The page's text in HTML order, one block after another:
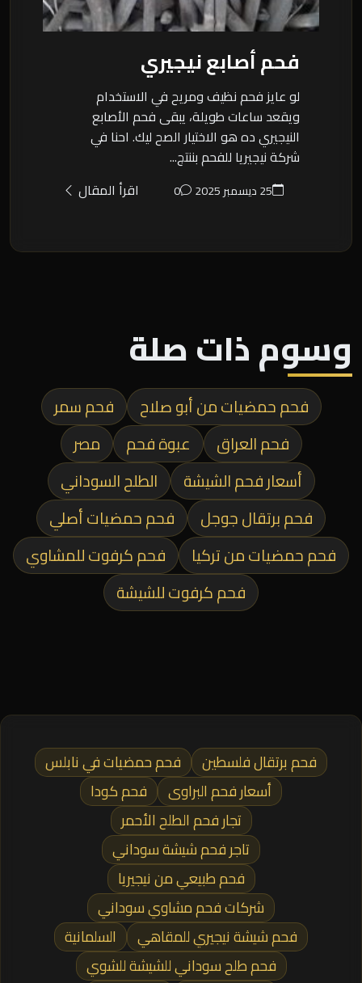
فحم أصابع نيجيري
لو عايز فحم نظيف ومريح في الاستخدام
ويقعد ساعات طويلة، يبقى فحم الأصابع
النيجيري ده هو الاختيار الصح ليك. احنا في
شركة نيجيريا للفحم بننتج...
25 ديسمبر 2025 0 اقرأ المقال
وسوم ذات صلة
فحم حمضيات من أبو صلاح
فحم سمر
فحم العراق
عبوة فحم
مصر
أسعار فحم الشيشة
الطلح السوداني
فحم برتقال جوجل
فحم حمضيات أصلي
فحم حمضيات من تركيا
فحم كرفوت للمشاوي
فحم كرفوت للشيشة
فحم برتقال فلسطين
فحم حمضيات في نابلس
أسعار فحم البراوى
فحم كودا
تجار فحم الطلح الأحمر
تاجر فحم شيشة سوداني
فحم طبيعي من نيجيريا
شركات فحم مشاوي سوداني
فحم شيشة نيجيري للمقاهي
السلمانية
فحم طلح سوداني للشيشة للشوي